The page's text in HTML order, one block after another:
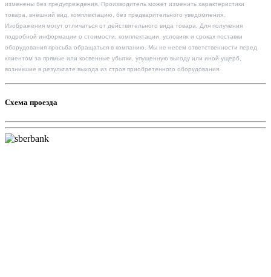
изменены без предупреждения. Производитель может изменить характеристики
товара, внешний вид, комплектацию, без предварительного уведомления.
Изображения могут отличаться от действительного вида товара. Для получения
подробной информации о стоимости, комплектации, условиях и сроках поставки
оборудования просьба обращаться в компанию. Мы не несем ответственности перед
клиентом за прямые или косвенные убытки, упущенную выгоду или иной ущерб,
возникшие в результате выхода из строя приобретенного оборудования.
Схема проезда